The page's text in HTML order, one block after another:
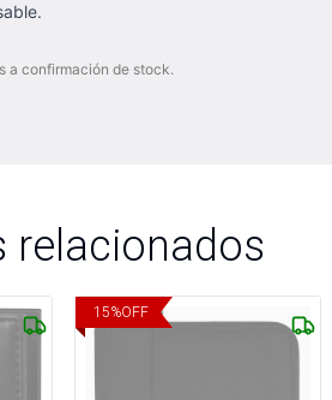
a confirmación de stock.
relacionados
15%OFF